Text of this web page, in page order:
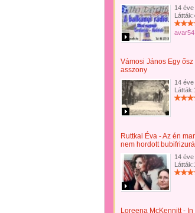
14 éve
avar54
Vámosi János Egy ősz
asszony
14 éve
Ruttkai Éva - Az én
nem hordott
14 éve
Loreena McKennitt - In